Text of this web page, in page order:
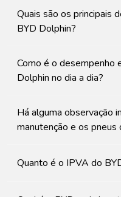
Quais são os principais
BYD Dolphin?
Como é o desempenho
Dolphin no dia a dia?
Há alguma observação
manutenção e os pneus
Quanto é o IPVA do